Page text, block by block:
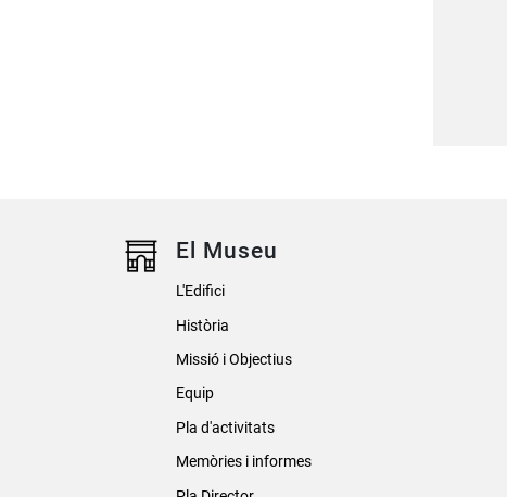
El Museu
L'Edifici
Història
Missió i Objectius
Equip
Pla d'activitats
Memòries i informes